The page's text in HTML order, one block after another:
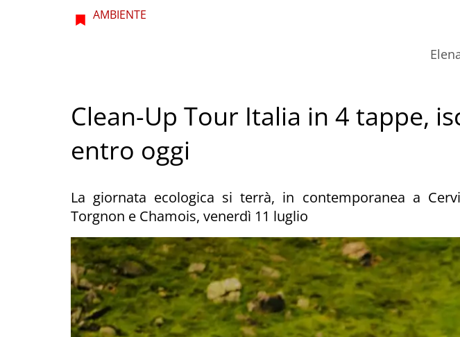
AMBIENTE
Clean-Up Tour Italia in 4 tappe,
entro oggi
La giornata ecologica si terrà, in contemporanea a
Torgnon e Chamois, venerdì 11 luglio